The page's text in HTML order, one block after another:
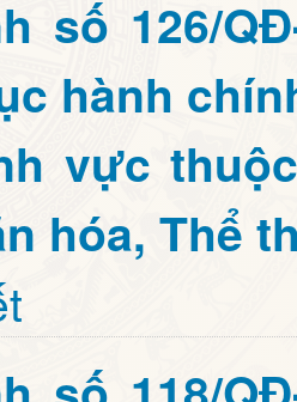
số 126/
hành
vực
hóa, Thể